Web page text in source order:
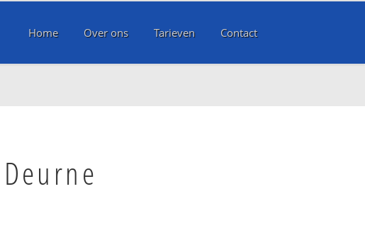
Home Over ons Tarieven Contact